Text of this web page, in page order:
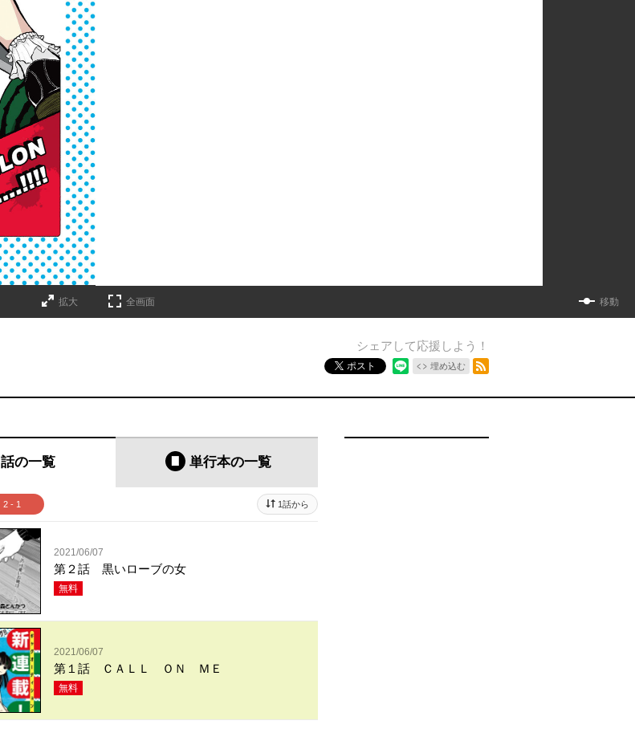
拡大 全画面 移動
シェアして応援しよう！
ポスト 埋め込む
話の一覧 単行本の一覧
2 - 1 1話から
2021/06/07
第２話 黒いローブの女
無料
2021/06/07
第１話 ＣＡＬＬ ＯＮ ＭＥ
無料